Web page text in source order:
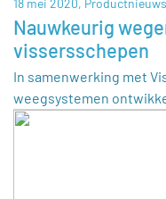
18 mei 2020, Productnieuws
Nauwkeurig
vissersschepen
In samenwerking met
weegsystemen